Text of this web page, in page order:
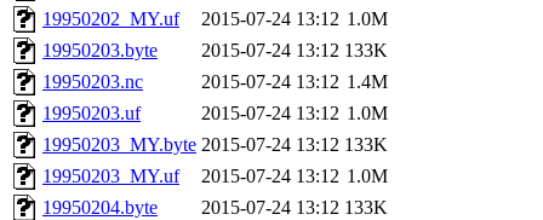
19950202_MY.uf
2015-07-24 13:12 1.0M
19950203.byte
2015-07-24 13:12 133K
19950203.nc
2015-07-24 13:12 1.4M
19950203.uf
2015-07-24 13:12 1.0M
19950203_MY.byte 2015-07-24 13:12 133K
19950203_MY.uf
2015-07-24 13:12 1.0M
19950204.byte
2015-07-24 13:12 133K